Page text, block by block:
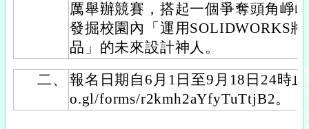
厲舉辦競賽，搭起一個爭奪頭角崢
發掘校園內「運用SOLIDWORKS
品」的未來設計神人。
二、
報名日期自6月1日至9月18日24時
o.gl/forms/r2kmh2aYfyTuTtjB2。